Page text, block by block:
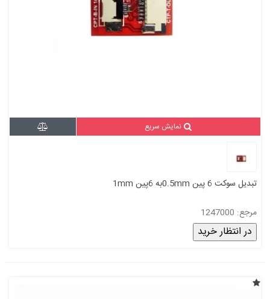
نمایش سریع
تبدیل سوکت 6 پین 0.5mmبه 6پین 1mm
مرجع: 1247000
در انتظار خرید